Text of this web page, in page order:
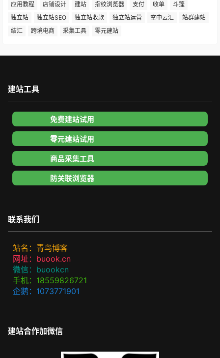
应用教程
店铺设计 建站 指纹浏览器 支付 收单
斗篷
独立站
独立站SEO 独立站收款 独立站运营 空中云汇
站群建站
结汇
跨境电商 采集工具 零元建站
建站工具
免费建站试用
零元建站试用
商品采集工具
防关联浏览器
联系我们
站名：青鸟博客
网址：buook.cn
微信：buookcn
手机：18559826721
企鹅：1073771901
建站合作加微信